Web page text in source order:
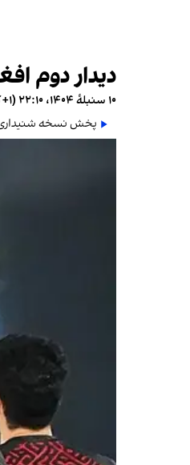
دیدار دوم
۱۰ سنبلهٔ ۱۴۰۴، ۲۲:۱۰ (‎+۱ گرینویچ)
پخش نسخه